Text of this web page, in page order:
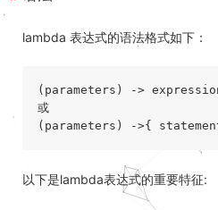
lambda 表达式的语法格式如下：
(parameters) ->
或
以下是lambda表达式的重要特征: